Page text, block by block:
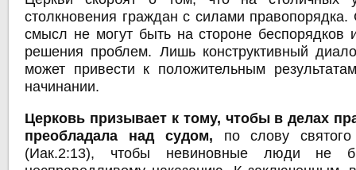
столкновения граждан с силами
смысл не могут быть на стороне беспорядков
решения проблем. Лишь конструктивный
может привести к положительным
начинании.
Церковь призывает к тому, чтобы в делах
преобладала над судом, по слову
(Иак.2:13), чтобы невиновные люди не